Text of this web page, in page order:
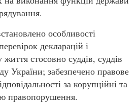
особливості
декларацій і
стосовно суддів, суддів
України; забезпечено правове
за корупційні та
правопорушення.